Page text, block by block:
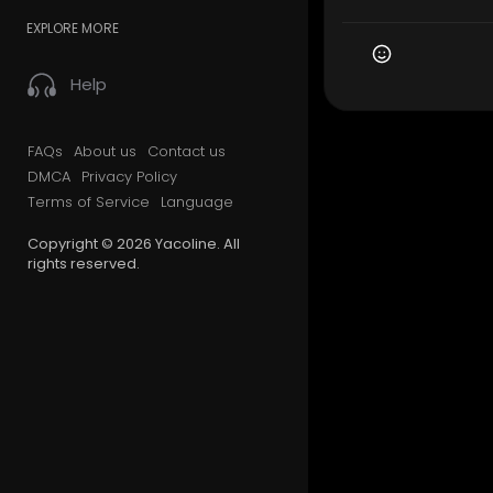
EXPLORE MORE
Help
FAQs About us
Contact us
DMCA Privacy Policy
Terms of Service
Language
Copyright © 2026 Yacoline. All
rights reserved.